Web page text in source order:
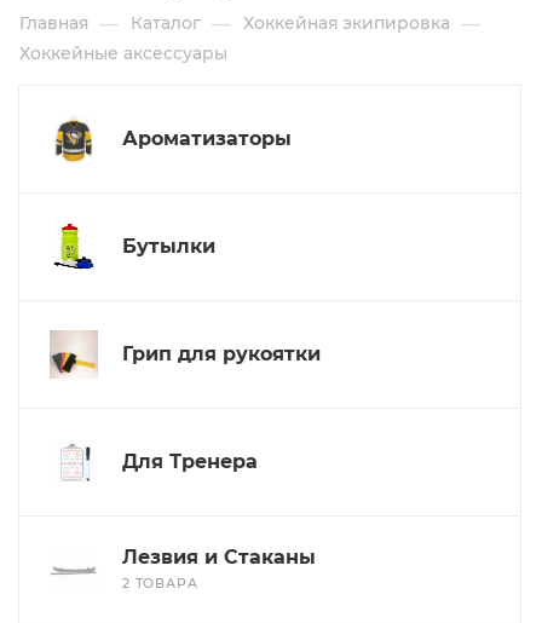
Главная — Каталог — Хоккейная экипировка —
Хоккейные аксессуары
Ароматизаторы
Бутылки
Грип для рукоятки
Для Тренера
Лезвия и Стаканы
2 ТОВАРА